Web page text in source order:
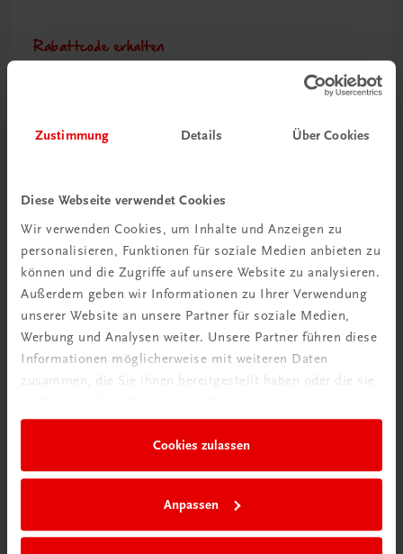
Zustimmung Details Über Cookies
Diese Webseite verwendet Cookies
Wir verwenden Cookies, um Inhalte und Anzeigen zu
personalisieren, Funktionen für soziale Medien anbieten zu
können und die Zugriffe auf unsere Website zu analysieren.
Außerdem geben wir Informationen zu Ihrer Verwendung
unserer Website an unsere Partner für soziale Medien,
Werbung und Analysen weiter. Unsere Partner führen diese
Informationen möglicherweise mit weiteren Daten
zusammen, die Sie ihnen bereitgestellt haben oder die sie
Cookies zulassen
Anpassen
Rabattcode erhalten
Jetzt anmelden
Neu zur DigiBox
Videos mit
Tipps & Tricks
Mehr dazu